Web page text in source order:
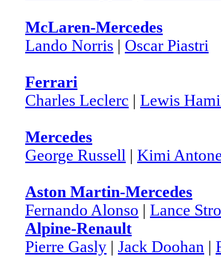
McLaren-Mercedes
Lando Norris | Oscar Piastri
Ferrari
Charles Leclerc | Lewis
Mercedes
George Russell | Kimi
Aston Martin-Mercedes
Fernando Alonso | Lance
Alpine-Renault
Pierre Gasly | Jack Doohan |